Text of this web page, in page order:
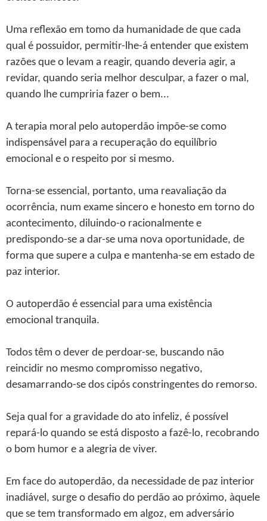
Uma reflexão em tomo da humanidade de que cada
qual é possuidor, permitir-lhe-á entender que existem
razões que o levam a reagir, quando deveria agir, a
revidar, quando seria melhor desculpar, a fazer o mal,
quando lhe cumpriria fazer o bem...
A terapia moral pelo autoperdão impõe-se como
indispensável para a recuperação do equilíbrio
emocional e o respeito por si mesmo.
Torna-se essencial, portanto, uma reavaliação da
ocorrência, num exame sincero e honesto em torno do
acontecimento, diluindo-o racionalmente e
predispondo-se a dar-se uma nova oportunidade, de
forma que supere a culpa e mantenha-se em estado de
paz interior.
O autoperdão é essencial para uma existência
emocional tranquila.
Todos têm o dever de perdoar-se, buscando não
reincidir no mesmo compromisso negativo,
desamarrando-se dos cipós constringentes do remorso.
Seja qual for a gravidade do ato infeliz, é possível
repará-lo quando se está disposto a fazê-lo, recobrando
o bom humor e a alegria de viver.
Em face do autoperdão, da necessidade de paz interior
inadiável, surge o desafio do perdão ao próximo, àquele
que se tem transformado em algoz, em adversário